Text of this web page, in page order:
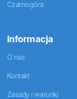
Czarnogóra
Informacja
O nas
Kontakt
Zasady i warunki